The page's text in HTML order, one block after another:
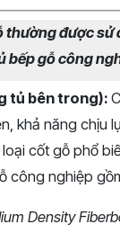
thường được
bếp gỗ công
tủ bên trong):
khả năng chịu
cốt gỗ phổ
công nghiệp
Density